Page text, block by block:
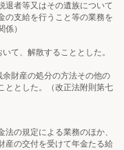
者等又はその遺族について
の支給を行うこと等の業務を
）
、解散することとした。
財産の処分の方法その他の
ととした。（改正法附則第七
の規定による業務のほか、
産の交付を受けて年金たる給